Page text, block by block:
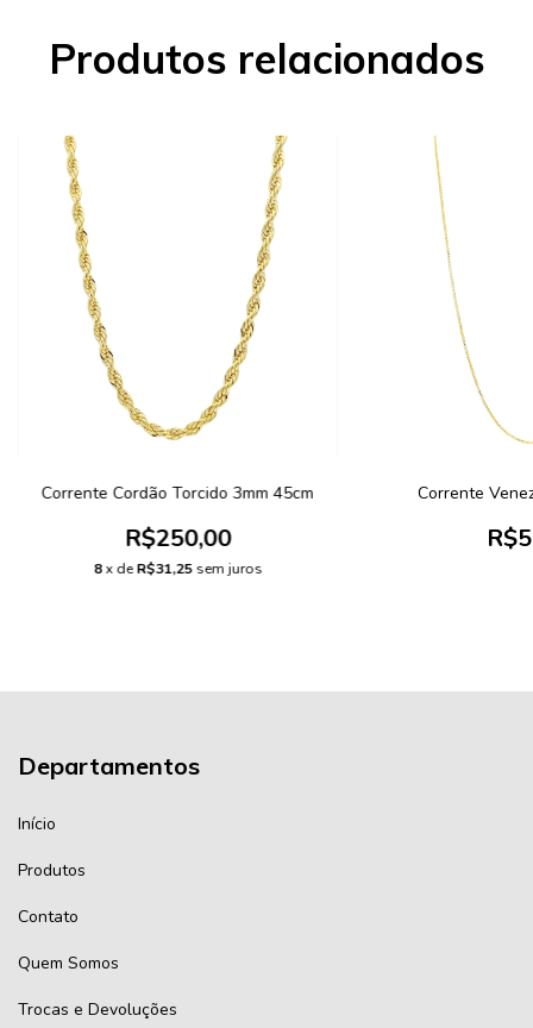
Produtos relacionados
Corrente Cordão Torcido 3mm 45cm
R$250,00
8x deR$31,25 sem juros
Corrente
Departamentos
Início
Produtos
Contato
Quem Somos
Trocas e Devoluções